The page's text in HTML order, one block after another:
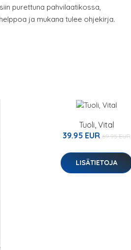
purettuna pahvilaatikossa,
ja mukana tulee ohjekirja.
Tuoli, Vital
39.95 EUR 69.95 EUR
LISÄTIETOJA